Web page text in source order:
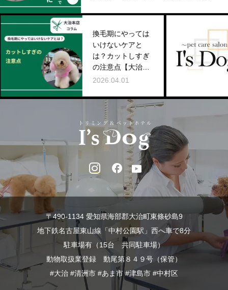
換毛期にやっては
いけないケアと
は？カットしすぎ
の注意点【大治本
店コラム】
2026.04.01
〒490-1134 愛知県海部郡大治町東條砂島9
地下鉄名古屋東山線「中村公園駅」西へ車で8分
駐車場有（15台 共同駐車場）
動物取扱業登録 動尾第８４９号（保管）
#大治 #清洲市 #あま市 #津島市 #中村区